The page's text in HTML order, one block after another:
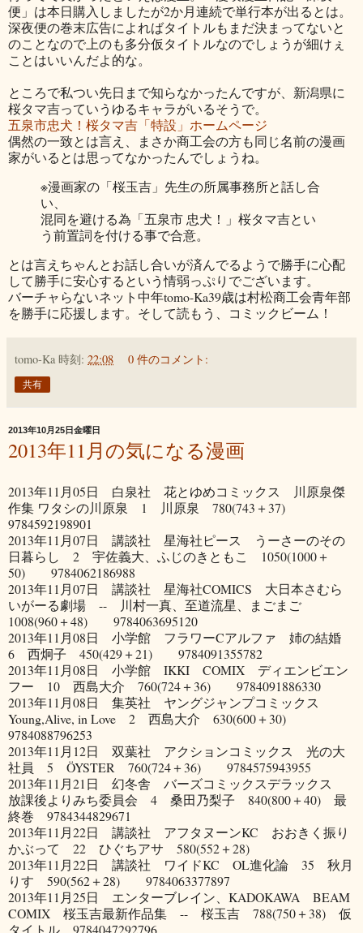
便」は本日購入しましたが2か月連続で単行本が出るとは。
深夜便の巻末広告によればタイトルもまだ決まってないと
のことなので上のも多分仮タイトルなのでしょうが細けぇ
ことはいいんだよ的な。
ところで私つい先日まで知らなかったんですが、新潟県に
桜タマ吉っていうゆるキャラがいるそうで。
五泉市忠犬！桜タマ吉「特設」ホームページ
偶然の一致とは言え、まさか商工会の方も同じ名前の漫画
家がいるとは思ってなかったんでしょうね。
※漫画家の「桜玉吉」先生の所属事務所と話し合
い、
混同を避ける為「五泉市 忠犬！」桜タマ吉とい
う前置詞を付ける事で合意。
とは言えちゃんとお話し合いが済んでるようで勝手に心配
して勝手に安心するという情弱っぷりでございます。
バーチャらないネット中年tomo-Ka39歳は村松商工会青年部
を勝手に応援します。そして読もう、コミックビーム！
tomo-Ka 時刻: 22:08 0 件のコメント:
共有
2013年10月25日金曜日
2013年11月の気になる漫画
2013年11月05日 白泉社 花とゆめコミックス 川原泉傑
作集 ワタシの川原泉 1 川原泉 780(743＋37)
9784592198901
2013年11月07日 講談社 星海社ピース うーさーのその
日暮らし 2 宇佐義大、ふじのきともこ 1050(1000＋
50) 9784062186988
2013年11月07日 講談社 星海社COMICS 大日本さむら
いがーる劇場 -- 川村一真、至道流星、まごまご
1008(960＋48) 9784063695120
2013年11月08日 小学館 フラワーCアルファ 姉の結婚
6 西炯子 450(429＋21) 9784091355782
2013年11月08日 小学館 IKKI COMIX ディエンビエン
フー 10 西島大介 760(724＋36) 9784091886330
2013年11月08日 集英社 ヤングジャンプコミックス
Young,Alive, in Love 2 西島大介 630(600＋30)
9784088796253
2013年11月12日 双葉社 アクションコミックス 光の大
社員 5 ÖYSTER 760(724＋36) 9784575943955
2013年11月21日 幻冬舎 バーズコミックスデラックス
放課後よりみち委員会 4 桑田乃梨子 840(800＋40) 最
終巻 9784344829671
2013年11月22日 講談社 アフタヌーンKC おおきく振り
かぶって 22 ひぐちアサ 580(552＋28)
2013年11月22日 講談社 ワイドKC OL進化論 35 秋月
りす 590(562＋28) 9784063377897
2013年11月25日 エンターブレイン、KADOKAWA BEAM
COMIX 桜玉吉最新作品集 -- 桜玉吉 788(750＋38) 仮
タイトル 9784047292796